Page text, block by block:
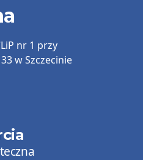
nr 1 przy
w Szczecinie